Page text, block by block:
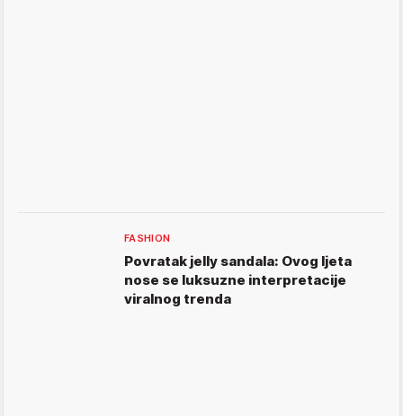
FASHION
Povratak jelly sandala: Ovog ljeta
nose se luksuzne interpretacije
viralnog trenda